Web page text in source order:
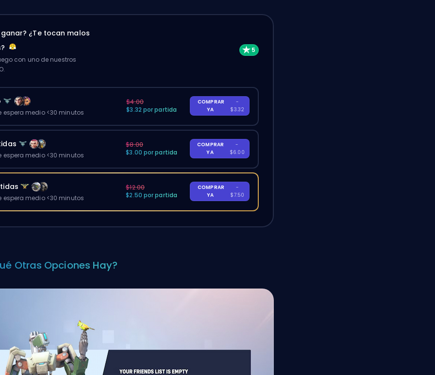
¿Te tocan malos
con uno de nuestros
espera medio <30 minutos
$4.00
$3.32 por partida
COMPRAR
YA
-
$3.32
espera medio <30 minutos
$8.00
$3.00 por partida
COMPRAR
YA
-
$6.00
espera medio <30 minutos
$12.00
$2.50 por partida
COMPRAR
YA
-
$7.50
Otras Opciones Hay?